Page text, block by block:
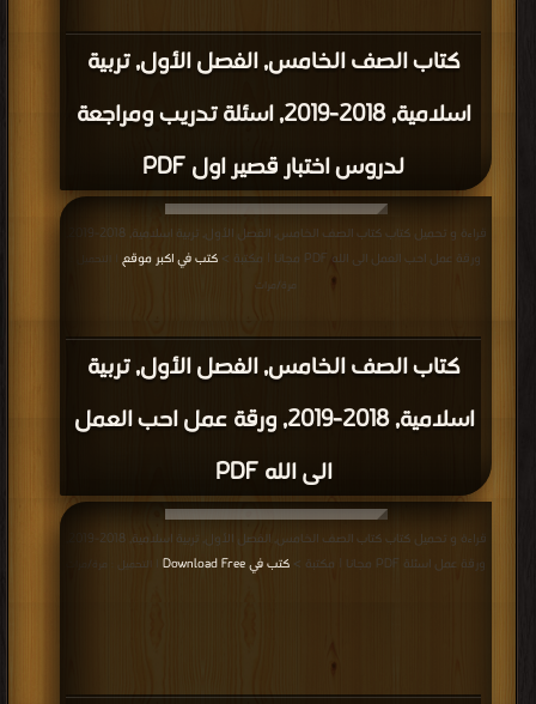
كتاب الصف الخامس, الفصل الأول, تربية
اسلامية, 2018-2019, اسئلة تدريب ومراجعة
لدروس اختبار قصير اول PDF
كتاب الصف الخامس, الفصل الأول, تربية
اسلامية, 2018-2019, ورقة عمل احب العمل
الى الله PDF
ورقة عمل احب العمل الى الله PDF مجانا | مكتبة >
كتب في اكبر موقع
| التحميل :
مرة/مرات
ورقة عمل اسئلة PDF مجانا | مكتبة >
كتب في Download Free | التحميل : مرة/مرات